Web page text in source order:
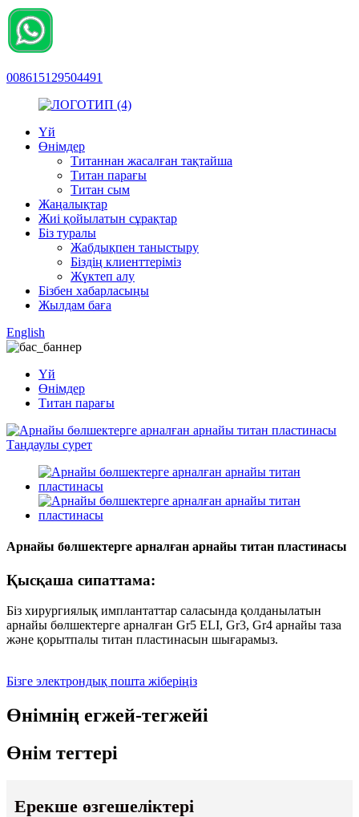
008615129504491
Үй
Өнімдер
Титаннан жасалған тақтайша
Титан парағы
Титан сым
Жаңалықтар
Жиі қойылатын сұрақтар
Біз туралы
Жабдықпен таныстыру
Біздің клиенттеріміз
Жүктеп алу
Бізбен хабарласыңы
Жылдам баға
English
Үй
Өнімдер
Титан парағы
Арнайы бөлшектерге арналған арнайы титан пластинасы
Қысқаша сипаттама:
Біз хирургиялық имплантаттар саласында қолданылатын
арнайы бөлшектерге арналған Gr5 ELI, Gr3, Gr4 арнайы таза
және қорытпалы титан пластинасын шығарамыз.
Бізге электрондық пошта жіберіңіз
Өнімнің егжей-тегжейі
Өнім тегтері
Ерекше өзгешеліктері